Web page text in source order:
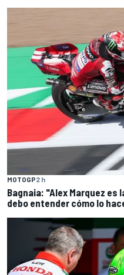
MOTOGP2 h
Bagnaia: "Alex Marquez
debo entender cómo lo